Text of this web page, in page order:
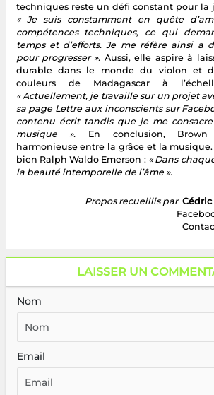
techniques reste un défi constant pour la
« Je suis constamment en quête
compétences techniques, ce qui
temps et d’efforts. Je me réfère ainsi a
pour progresser ». Aussi, elle aspire à
durable dans le monde du violon et
couleurs de Madagascar à
« Actuellement, je travaille sur un projet
sa page Lettre aux inconscients sur
contenu écrit tandis que je me
musique ». En conclusion, Brown
harmonieuse entre la grâce et la
bien Ralph Waldo Emerson : « Dans
la beauté intemporelle de l’âme ».
Propos recueillis par
LAISSER UN
Nom
Email